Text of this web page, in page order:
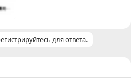
для ответа.